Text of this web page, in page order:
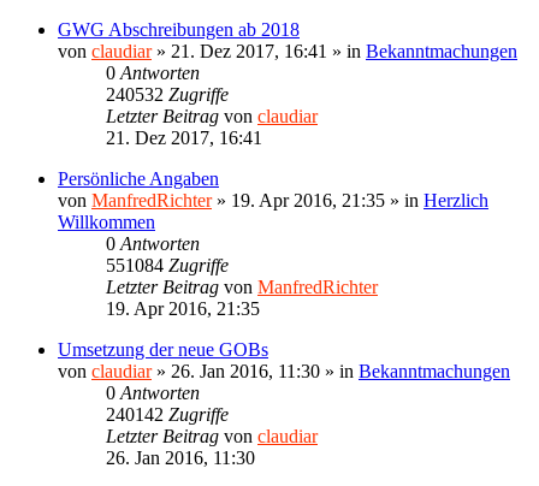
GWG Abschreibungen ab 2018
von claudiar» 21. Dez 2017, 16:41 » in Bekanntmachungen
0 Antworten
240532 Zugriffe
Letzter Beitrag von claudiar
21. Dez 2017, 16:41
Persönliche Angaben
von ManfredRichter» 19. Apr 2016, 21:35 » in Herzlich
Willkommen
0 Antworten
551084 Zugriffe
Letzter Beitrag von ManfredRichter
19. Apr 2016, 21:35
Umsetzung der neue GOBs
von claudiar» 26. Jan 2016, 11:30 » in Bekanntmachungen
0 Antworten
240142 Zugriffe
Letzter Beitrag von claudiar
26. Jan 2016, 11:30